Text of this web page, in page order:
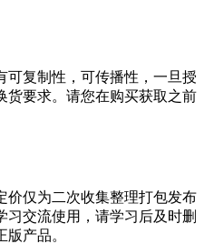
可复制性，可传播性，一旦授
货要求。请您在购买获取之前
价仅为二次收集整理打包发布
习交流使用，请学习后及时删
产品。